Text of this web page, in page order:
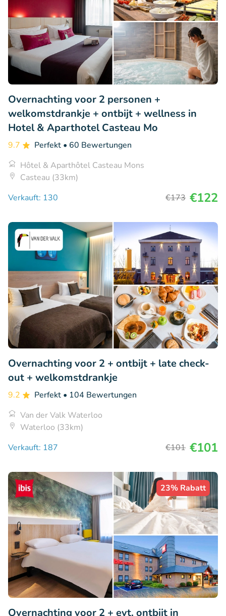
Overnachting voor 2 personen +
welkomstdrankje + ontbijt + wellness in
Hotel & Aparthotel Casteau Mo
9.7 Perfekt • 60 Bewertungen
Hôtel & Aparthôtel Casteau Mons
Casteau (33km)
Verkauft: 130
€173 €122
Overnachting voor 2 + ontbijt + late check-
out + welkomstdrankje
9.2 Perfekt • 104 Bewertungen
Van der Valk Waterloo
Waterloo (33km)
Verkauft: 187
€101 €101
23% Rabatt
Overnachting voor 2 + evt. ontbijt in